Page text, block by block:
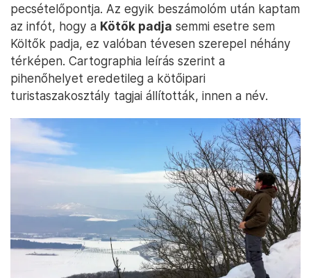
pecsételőpontja. Az egyik beszámolóm után kaptam
az infót, hogy a Kötők padja semmi esetre sem
Költők padja, ez valóban tévesen szerepel néhány
térképen. Cartographia leírás szerint a
pihenőhelyet eredetileg a kötőipari
turistaszakosztály tagjai állították, innen a név.